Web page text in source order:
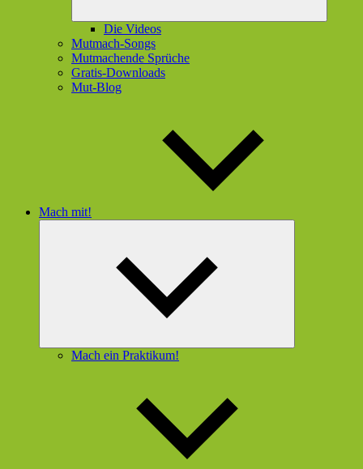
Die Videos
Mutmach-Songs
Mutmachende Sprüche
Gratis-Downloads
Mut-Blog
Mach mit!
Mach ein Praktikum!